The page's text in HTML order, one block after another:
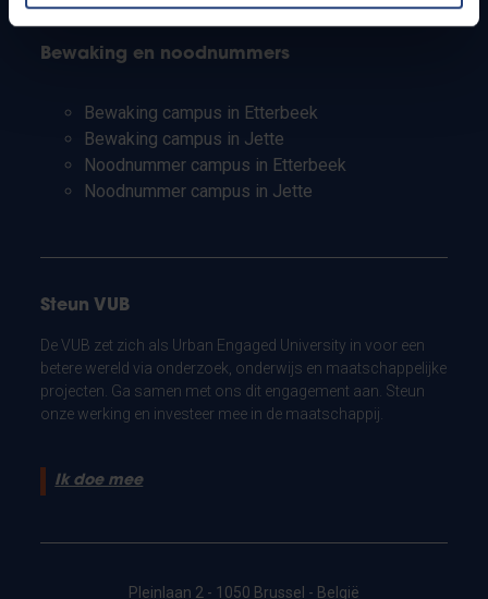
Bewaking en noodnummers
Bewaking campus in Etterbeek
Bewaking campus in Jette
Noodnummer campus in Etterbeek
Noodnummer campus in Jette
Steun VUB
De VUB zet zich als Urban Engaged University in voor een
betere wereld via onderzoek, onderwijs en maatschappelijke
projecten. Ga samen met ons dit engagement aan. Steun
onze werking en investeer mee in de maatschappij.
Ik doe mee
Pleinlaan 2 - 1050 Brussel - België